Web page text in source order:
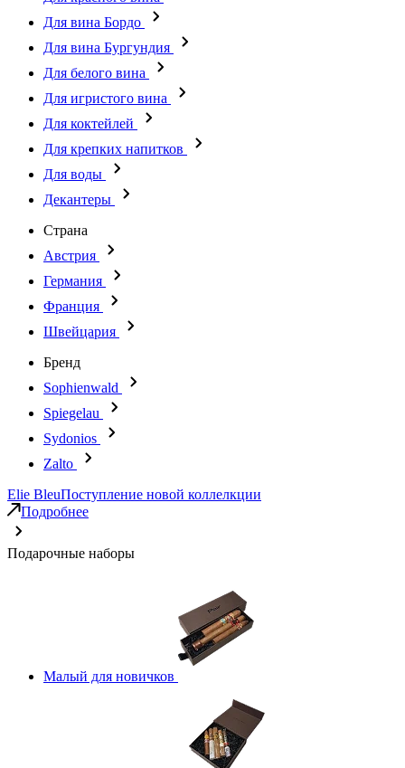
Для вина Бордо
Для вина Бургундия
Для белого вина
Для игристого вина
Для коктейлей
Для крепких напитков
Для воды
Декантеры
Страна
Австрия
Германия
Франция
Швейцария
Бренд
Sophienwald
Spiegelau
Sydonios
Zalto
Elie BleuПоступление новой коллелкции
Подробнее
Подарочные наборы
Малый для новичков